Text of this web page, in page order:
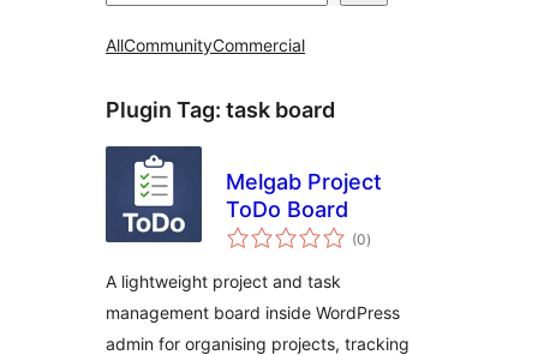
AllCommunityCommercial
Plugin Tag: task board
Melgab Project
ToDo Board
(0total
ratings
)
A lightweight project and task
management board inside WordPress
admin for organising projects, tracking